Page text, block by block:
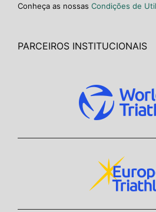
Conheça as nossas Condições de
PARCEIROS INSTITUCIONAIS